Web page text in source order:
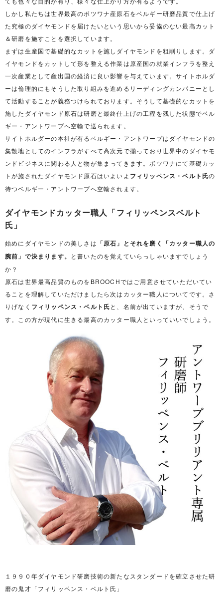
しかし私たちは世界最高のボツワナ産原石をベルギー研磨品質で仕上げ
た究極のダイヤモンドを届けたいという思いから妥協のない最高カット
＆研磨を施すことを選択しています。
まずは生産国で基礎的なカットを施しダイヤモンドを粗削りします。ダ
イヤモンドをカットして形を整える作業は原産国の就業インフラを整え
一次産業として産出国の経済に良い影響を与えています。サイトホルダ
ーは倫理的にもそうした取り組みを進めるリーディングカンパニーとし
て活動することが義務つけられております。そうして基礎的なカットを
施したダイヤモンド原石は研磨と最終仕上げの工程を残した状態でベル
ギー・アントワープへ空輸で送られます。
サイトホルダーの本社が有るベルギー・アントワープはダイヤモンドの
集散地としてのインフラがすべて高次元で揃っており世界中のダイヤモ
ンドビジネスに関わる人と物が集まってきます。ボツワナにて基礎カッ
トが施されたダイヤモンド原石はいよいよ フィリッペンス・ベルト氏の
待つベルギー・アントワープへ空輸されます。
ダイヤモンドカッター職人「フィリッペンスベルト
氏」
始めにダイヤモンドの美しさは 「原石」とそれを磨く「カッター職人の
腕前」で決まります。
と書いたのを覚えていらっしゃいますでしょう
か？
原石は世界最高品質のものをBROOCHではご用意させていただいてい
ることを理解していただけましたら次はカッター職人についてです。さ
りげなく フィリッペンス・ベルト氏と、名前が出ていますが、そうで
す。この方が現代に生きる最高のカッター職人といっていいでしょう。
１９９０年ダイヤモンド研磨技術の新たなスタンダードを確立させた研
磨の鬼才「フィリッペンス・ベルト氏」